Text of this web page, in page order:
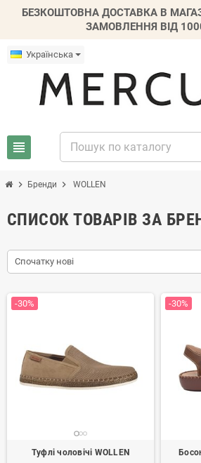
БЕЗКОШТОВНА ДОСТАВКА В
ЗАМОВЛЕННЯ ВІД
Українська
view_headline
chevron_right Бренди chevron_right WOLLEN
СПИСОК ТОВАРІВ ЗА
Спочатку нові
-30%
Туфлі чоловічі WOLLEN
-30%